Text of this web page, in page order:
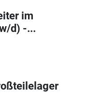
im
d) -...